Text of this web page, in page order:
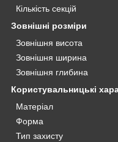
Кількість секцій
Зовнішні розміри
Зовнішня висота
Зовнішня ширина
Зовнішня глибина
Користувальницькі
Матеріал
Форма
Тип захисту